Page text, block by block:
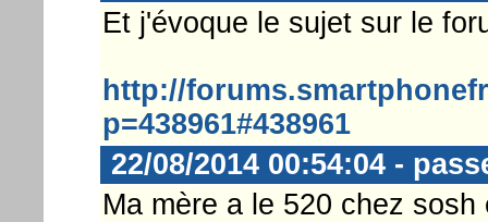
Et j'évoque le sujet sur le
http://
p=438961#438961
22/08/2014 00:54:04 -
Ma mère a le 520 chez